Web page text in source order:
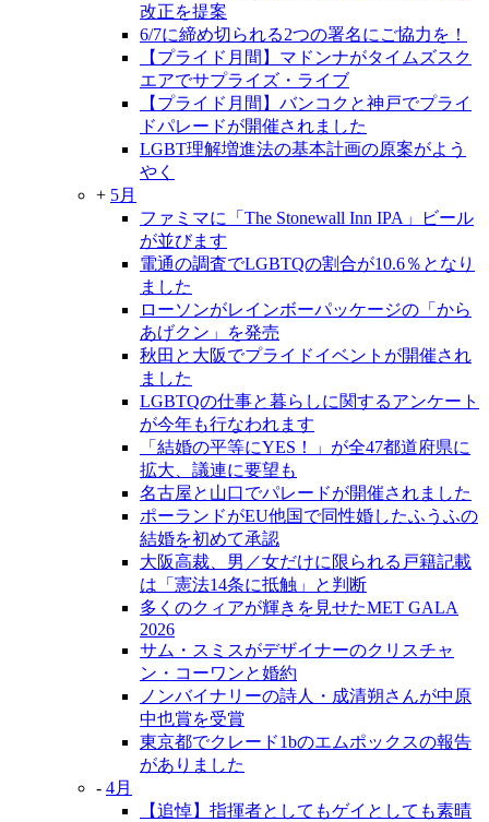
改正を提案
6/7に締め切られる2つの署名にご協力を！
【プライド月間】マドンナがタイムズスク
エアでサプライズ・ライブ
【プライド月間】バンコクと神戸でプライ
ドパレードが開催されました
LGBT理解増進法の基本計画の原案がよう
やく
+ 5月
ファミマに「The Stonewall Inn IPA」ビール
が並びます
電通の調査でLGBTQの割合が10.6％となり
ました
ローソンがレインボーパッケージの「から
あげクン」を発売
秋田と大阪でプライドイベントが開催され
ました
LGBTQの仕事と暮らしに関するアンケート
が今年も行なわれます
「結婚の平等にYES！」が全47都道府県に
拡大、議連に要望も
名古屋と山口でパレードが開催されました
ポーランドがEU他国で同性婚したふうふの
結婚を初めて承認
大阪高裁、男／女だけに限られる戸籍記載
は「憲法14条に抵触」と判断
多くのクィアが輝きを見せたMET GALA
2026
サム・スミスがデザイナーのクリスチャ
ン・コーワンと婚約
ノンバイナリーの詩人・成清朔さんが中原
中也賞を受賞
東京都でクレード1bのエムポックスの報告
がありました
- 4月
【追悼】指揮者としてもゲイとしても素晴